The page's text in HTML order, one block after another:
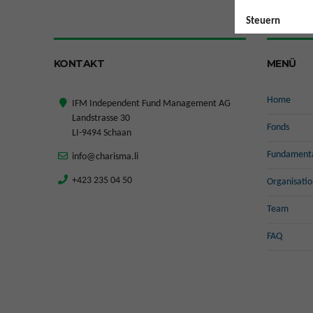
KONTAKT
IFM Independent Fund Management AG
Landstrasse 30
LI-9494 Schaan
info@charisma.li
+423 235 04 50
MENÜ
Home
Fonds
Team
FAQ
Steuern
Die
Ausgabe,
in
dürfen nicht
Die Anteile
noch an US-